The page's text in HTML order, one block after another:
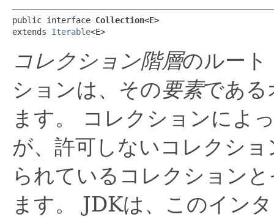
public interface Collection<E>
extends Iterable<E>
コレクション階層のルート
ションは、その要素である
ます。
コレクションによ
が、許可しないコレクシ
られているコレクション
ます。
JDKは、このイン